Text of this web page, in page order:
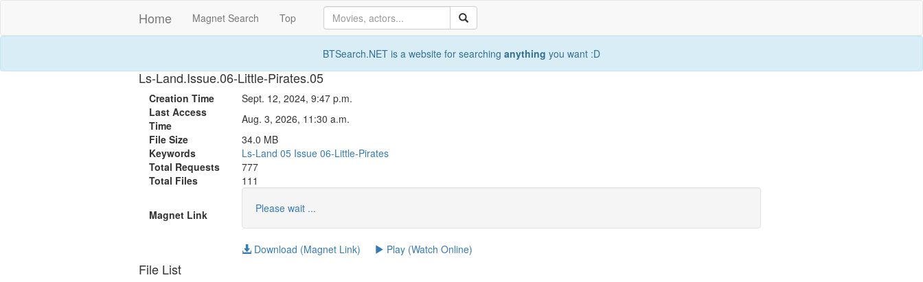
Home Magnet Search Top
BTSearch.NET is a website for searching anything you want :D
Ls-Land.Issue.06-Little-Pirates.05
Creation Time
Sept. 12, 2024, 9:47 p.m.
Last Access
Time
Aug. 3, 2026, 11:30 a.m.
File Size
34.0 MB
Keywords
Ls-Land 05 Issue 06-Little-Pirates
Total Requests
777
Total Files
111
Magnet Link Please wait ...
Download (Magnet Link) Play (Watch Online)
File List